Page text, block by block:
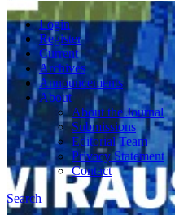
Login
Register
Current
Archives
Announcements
About
About the Journal
Submissions
Editorial Team
Privacy Statement
Contact
Search